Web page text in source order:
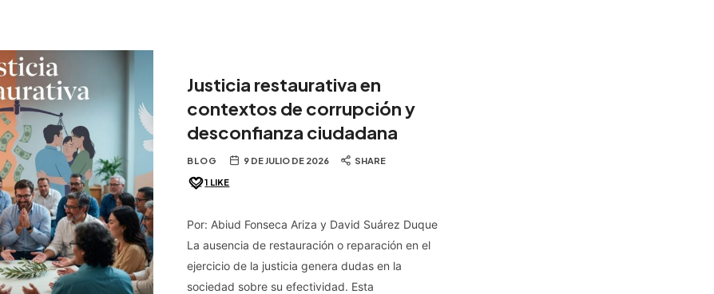
Justicia restaurativa en
contextos de corrupción y
desconfianza ciudadana
BLOG 9 DE JULIO DE 2026 SHARE
1 LIKE
Por: Abiud Fonseca Ariza y David Suárez Duque
La ausencia de restauración o reparación en el
ejercicio de la justicia genera dudas en la
sociedad sobre su efectividad. Esta